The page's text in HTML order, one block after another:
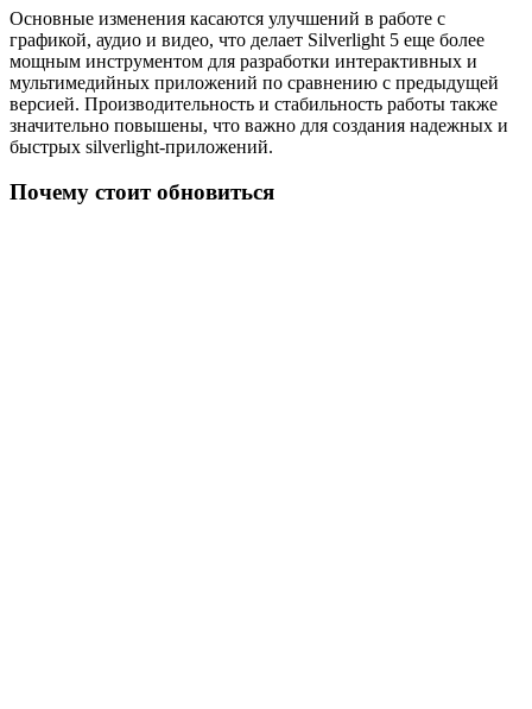
Основные изменения касаются улучшений в работе с
графикой, аудио и видео, что делает Silverlight 5 еще более
мощным инструментом для разработки интерактивных и
мультимедийных приложений по сравнению с предыдущей
версией. Производительность и стабильность работы также
значительно повышены, что важно для создания надежных и
быстрых silverlight-приложений.
Почему стоит обновиться